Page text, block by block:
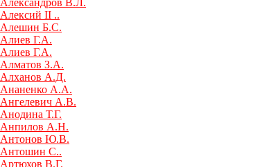
Александров В.Л.
Алексий II ..
Алешин Б.С.
Алиев Г.А.
Алиев Г.А.
Алматов З.А.
Алханов А.Д.
Ананенко А.А.
Ангелевич А.В.
Анодина Т.Г.
Анпилов А.Н.
Антонов Ю.В.
Антошин С..
Артюхов В.Г.